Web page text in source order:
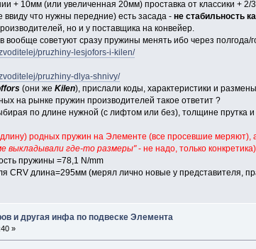
+ 10мм (или увеличенная 20мм) проставка от классики +
что нужны передние) есть засада -не стабильность
но и у поставщика на конвейер.
вообще советуют сразу пружины менять ибо через полгода/
pruzhiny-lesjofors-i-kilen/
pruzhiny-dlya-shnivy/
(они жеKilen), прислали коды, характеристики и
на рынке пружин производителей такое ответит ?
по длине нужной (с лифтом или без), толщине прутка и
родных пружин на Элементе (все просевшие меряют),
выкладывали где-то размеры"- не надо, только
пружины =78,1 N/mm
CRV длина=295мм (мерял лично новые у представителя,
и другая инфа по подвеске Элемента
»